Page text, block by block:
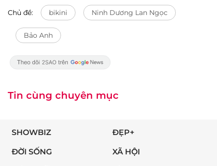
Chủ đề: bikini Ninh Dương Lan Ngọc
Bảo Anh
Tin cùng chuyên mục
SHOWBIZ ĐẸP+
ĐỜI SỐNG XÃ HỘI